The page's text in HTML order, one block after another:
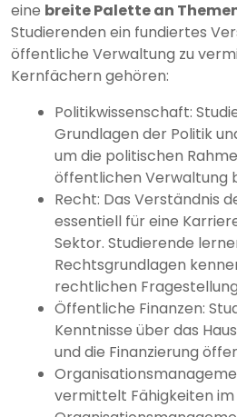
eine breite Palette an
Studierenden ein fundiertes
öffentliche Verwaltung zu
Kernfächern gehören:
Politikwissenschaft:
Grundlagen der Politik
um die politischen
öffentlichen Verwaltung
Recht: Das Verständnis
essentiell für eine
Sektor. Studierende
Rechtsgrundlagen
rechtlichen
Öffentliche Finanzen:
Kenntnisse über das
und die Finanzierung
vermittelt Fähigkeiten im